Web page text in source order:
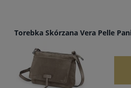
Torebka Skórzana Vera Pelle